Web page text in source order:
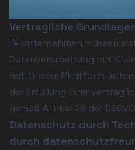
Vertragliche
📝 Unternehmen müssen
Datenverarbeitung mit KI
hat. Unsere Plattform
der Erfüllung ihrer
gemäß Artikel 28 der
Datenschutz durch
durch